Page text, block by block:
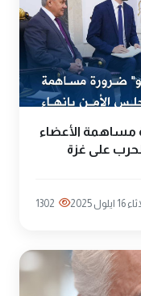
مساهمة الأعضاء
على غزة
2025
1302